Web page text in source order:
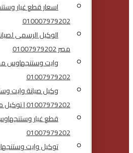
اسعار قطع غيار
010007979202
الوكيل الرسمى
مصر 01007979202
وايت وستنجهاوس
01007979202
وكيل صيانة وايت
01007979202 | توكيل معتمد
قطع غيار
01007979202
توكيل وايت